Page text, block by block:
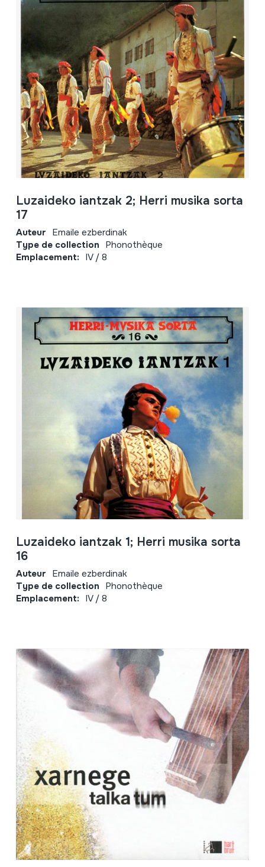
Luzaideko iantzak 2; Herri musika sorta
17
Auteur Emaile ezberdinak
Type de collection Phonothèque
Emplacement: IV / 8
Luzaideko iantzak 1; Herri musika sorta
16
Auteur Emaile ezberdinak
Type de collection Phonothèque
Emplacement: IV / 8